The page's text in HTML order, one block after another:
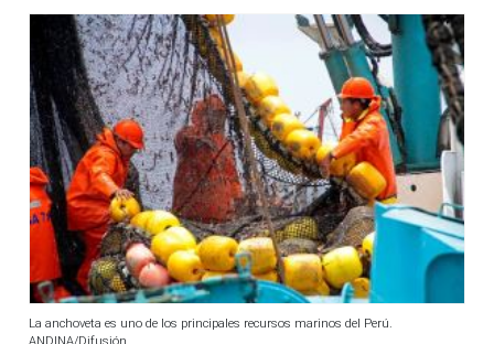
La anchoveta es uno de los principales recursos marinos del Perú.